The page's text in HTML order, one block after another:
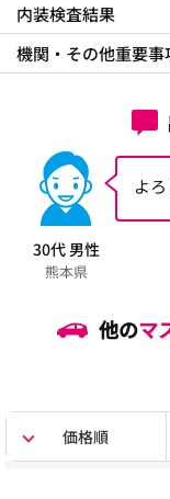
内装検査結果
機関・その他重要事
30代 男性
熊本県
よ
他のマ
価格順